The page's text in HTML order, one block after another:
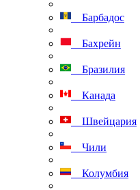
Барбадос
Бахрейн
Бразилия
Канада
Швейцария
Чили
Колумбия